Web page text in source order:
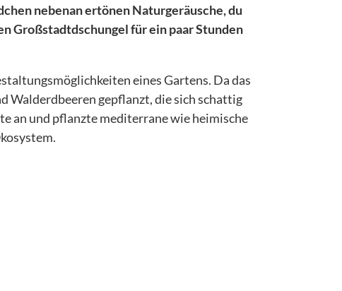
nebenan ertönen Naturgeräusche, du
Großstadtdschungel für ein paar Stunden
eines Gartens. Da das
Walderdbeeren gepflanzt, die sich schattig
an und pflanzte mediterrane wie heimische